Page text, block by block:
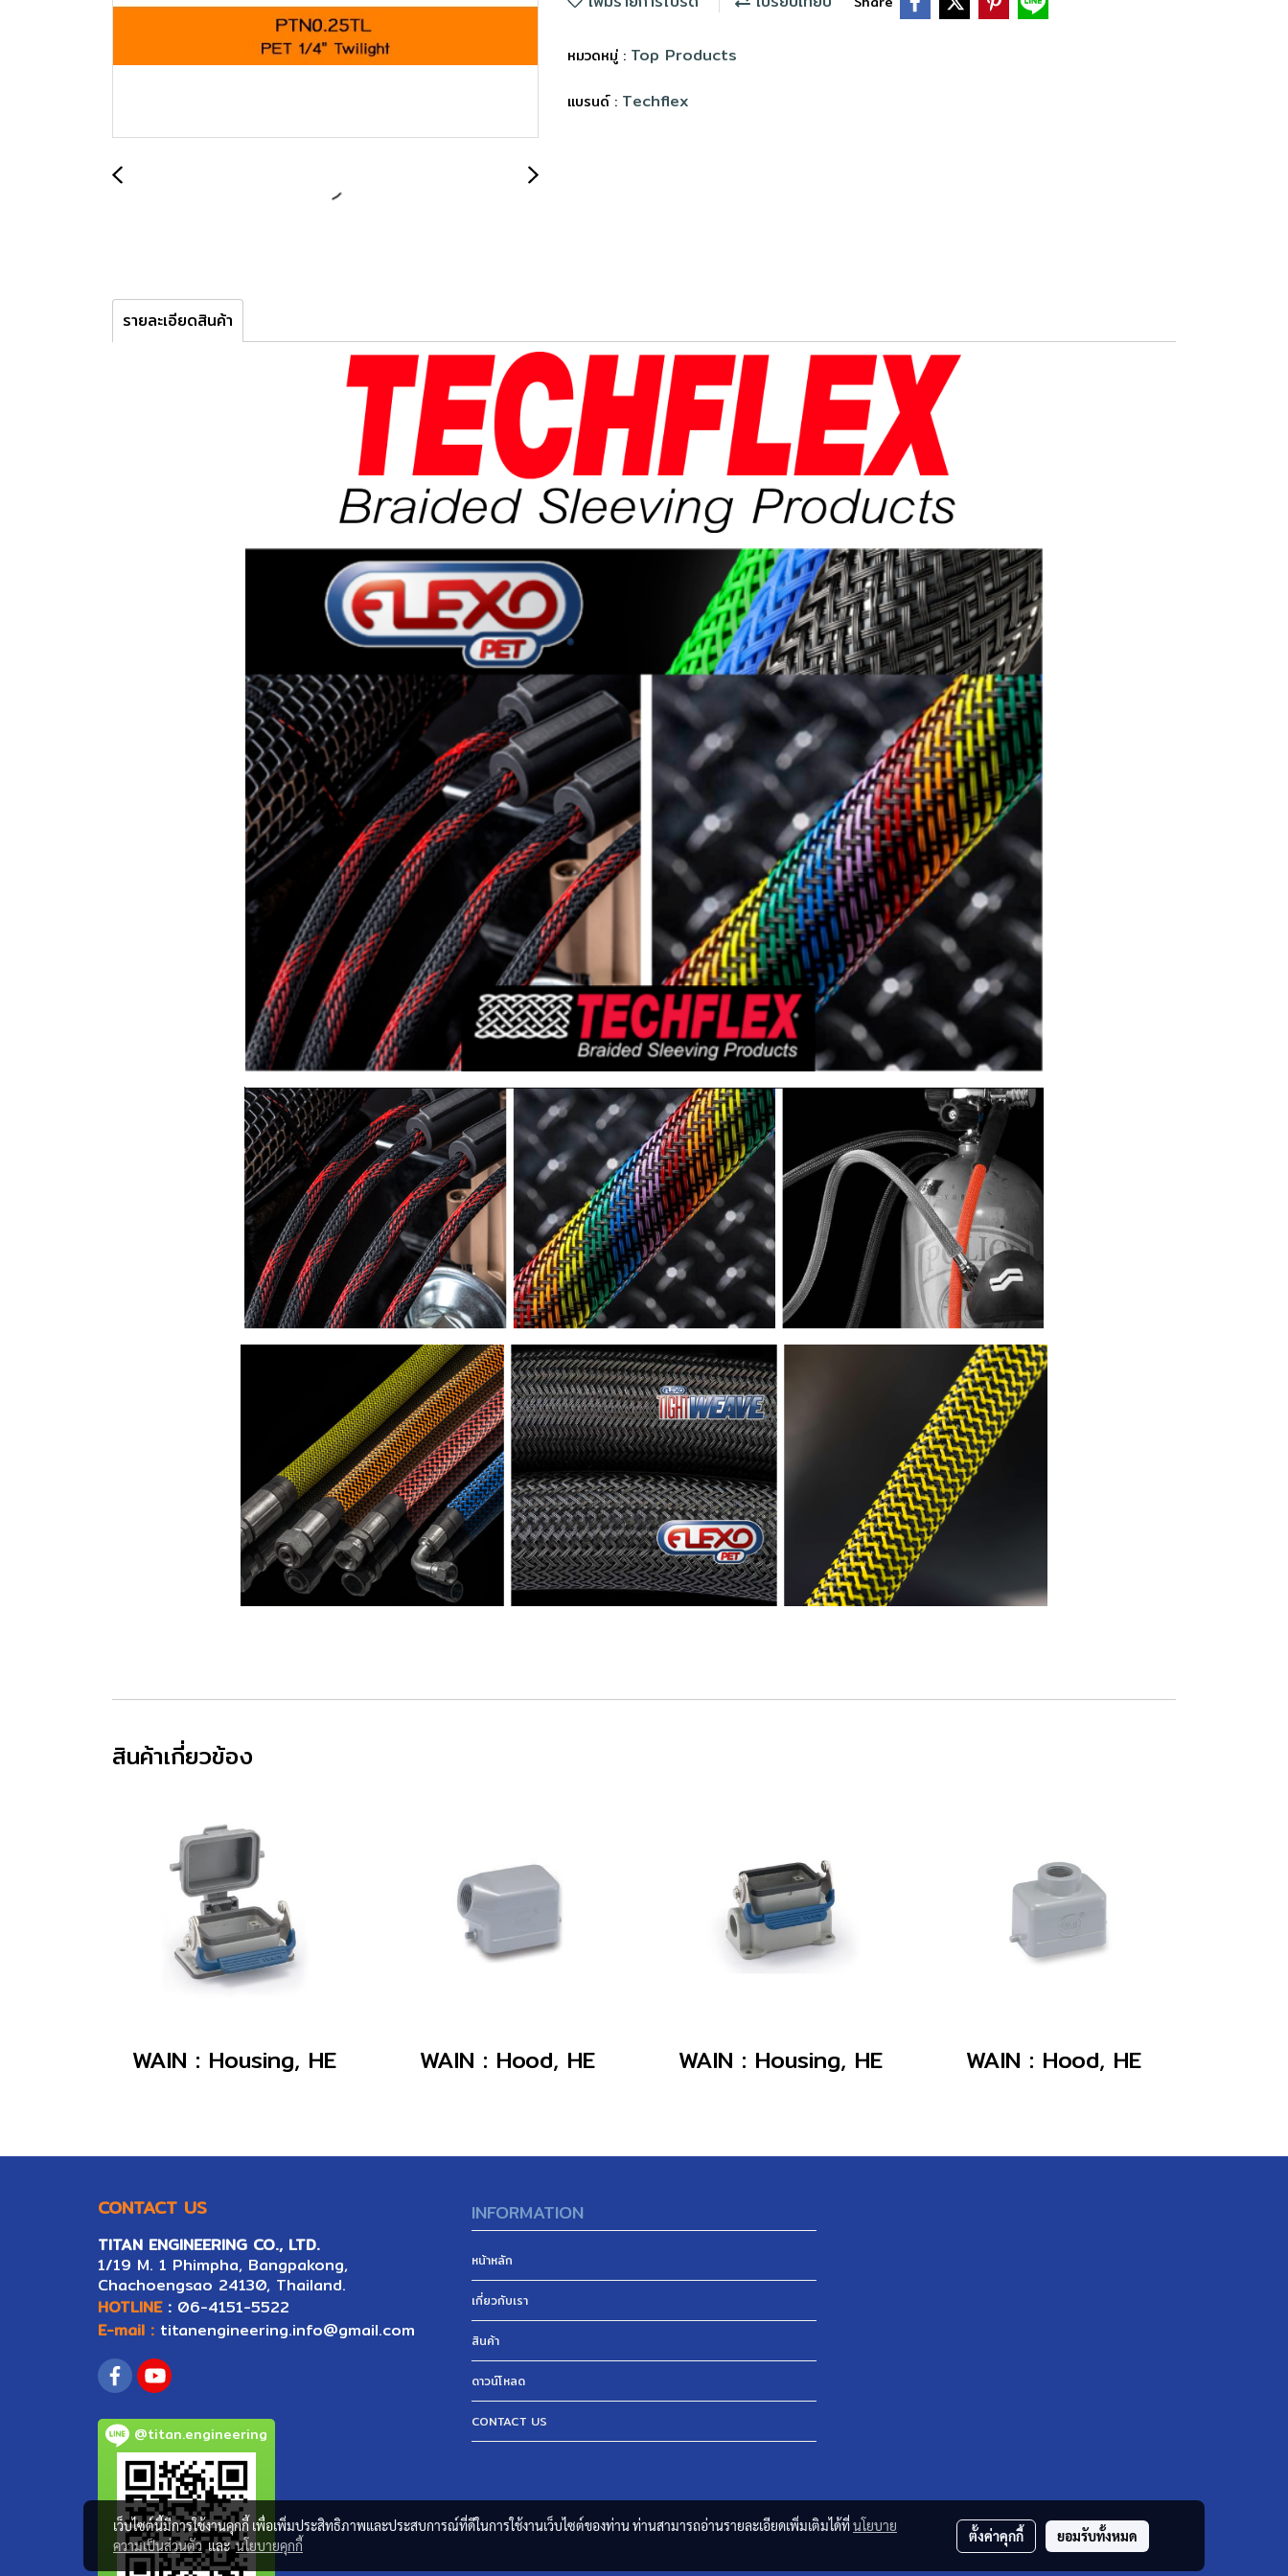
หมวดหมู่ : Top Products
แบรนด์ : Techflex
รายละเอียดสินค้า
สินค้าเกี่ยวข้อง
WAIN : Housing, HE WAIN : Hood, HE WAIN : Housing, HE WAIN : Hood, HE
CONTACT US
TITAN ENGINEERING CO., LTD.
1/19 M. 1 Phimpha, Bangpakong,
Chachoengsao 24130, Thailand.
HOTLINE: 06-4151-5522
E-mail : titanengineering.info@gmail.com
@titan.engineering
INFORMATION
หน้าหลัก
เกี่ยวกับเรา
สินค้า
ดาวน์โหลด
CONTACT US
เว็บไซต์นี้มีการใช้งานคุกกี้ เพื่อเพิ่มประสิทธิภาพและประสบการณ์ที่ดีในการใช้งานเว็บไซต์ของท่าน ท่านสามารถอ่านรายละเอียดเพิ่มเติมได้ที่นโยบาย
ความเป็นส่วนตัวและนโยบายคุกกี้
ตั้งค่าคุกกี้ ยอมรับทั้งหมด